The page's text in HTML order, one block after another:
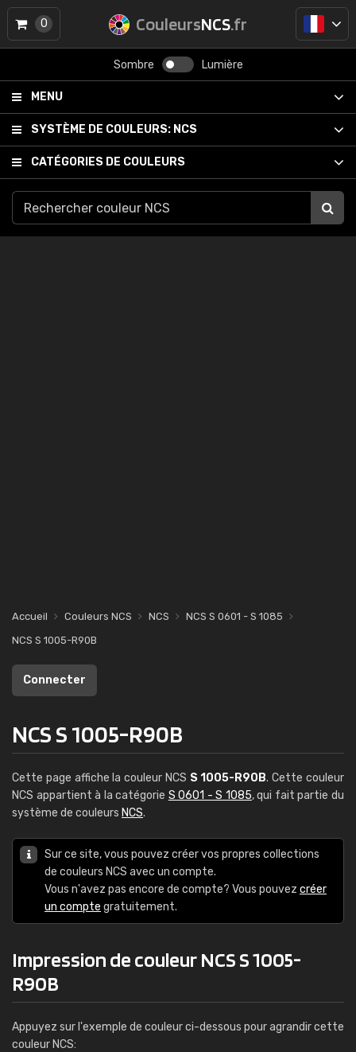
CouleursNCS.fr
Sombre Lumière
MENU
SYSTÈME DE COULEURS: NCS
CATÉGORIES DE COULEURS
0
Accueil Couleurs NCS NCS
NCS S 0601 - S 1085
NCS S 1005-R90B
Connecter
NCS S 1005-R90B
Cette page affiche la couleur NCS S 1005-R90B. Cette couleur
NCS appartient à la catégorie S 0601 - S 1085, qui fait partie du
système de couleurs NCS.
Sur ce site, vous pouvez créer vos propres collections
de couleurs NCS avec un compte.
Vous n'avez pas encore de compte? Vous pouvez créer
un compte gratuitement.
Impression de couleur NCS S 1005-
R90B
Appuyez sur l'exemple de couleur ci-dessous pour agrandir cette
couleur NCS: